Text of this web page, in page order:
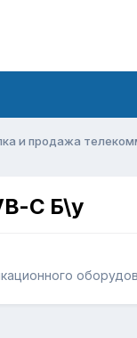
и продажа
C Б\у